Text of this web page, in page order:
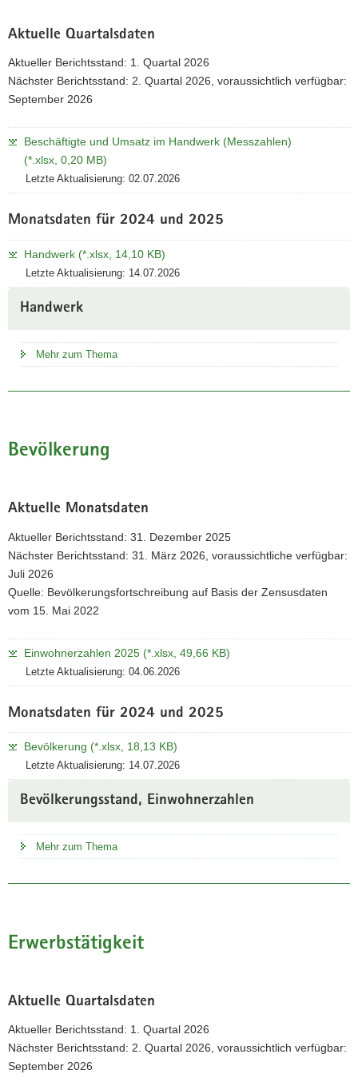
Aktuelle Quartalsdaten
Aktueller Berichtsstand: 1. Quartal 2026
Nächster Berichtsstand: 2. Quartal 2026, voraussichtlich verfügbar:
September 2026
Beschäftigte und Umsatz im Handwerk (Messzahlen)
(*.xlsx, 0,20 MB)
Letzte Aktualisierung: 02.07.2026
Monatsdaten für 2024 und 2025
Handwerk (*.xlsx, 14,10 KB)
Letzte Aktualisierung: 14.07.2026
Handwerk
Mehr zum Thema
Bevölkerung
Aktuelle Monatsdaten
Aktueller Berichtsstand: 31. Dezember 2025
Nächster Berichtsstand: 31. März 2026, voraussichtliche verfügbar:
Juli 2026
Quelle: Bevölkerungsfortschreibung auf Basis der Zensusdaten
vom 15. Mai 2022
Einwohnerzahlen 2025 (*.xlsx, 49,66 KB)
Letzte Aktualisierung: 04.06.2026
Monatsdaten für 2024 und 2025
Bevölkerung (*.xlsx, 18,13 KB)
Letzte Aktualisierung: 14.07.2026
Bevölkerungsstand, Einwohnerzahlen
Mehr zum Thema
Erwerbstätigkeit
Aktuelle Quartalsdaten
Aktueller Berichtsstand: 1. Quartal 2026
Nächster Berichtsstand: 2. Quartal 2026, voraussichtlich verfügbar:
September 2026